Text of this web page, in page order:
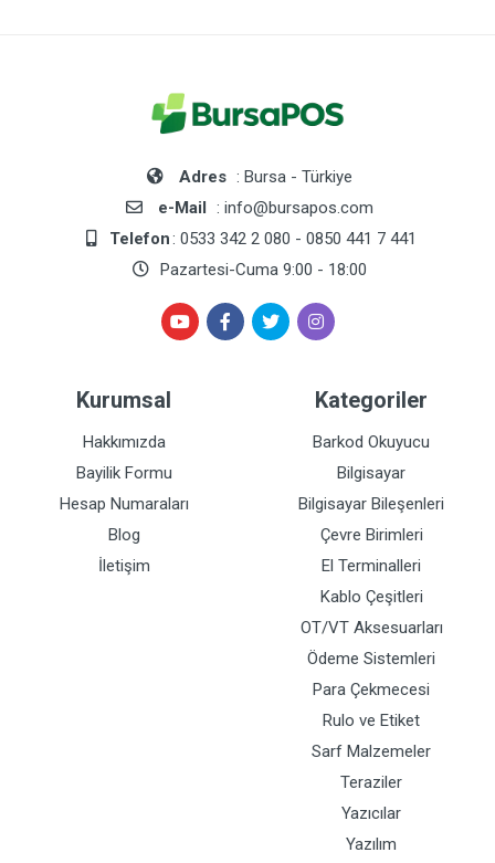
Adres : Bursa - Türkiye
e-Mail : info@bursapos.com
Telefon: 0533 342 2 080 - 0850 441 7 441
Pazartesi-Cuma 9:00 - 18:00
Kurumsal
Hakkımızda
Bayilik Formu
Hesap Numaraları
Blog
İletişim
Kategoriler
Barkod Okuyucu
Bilgisayar
Bilgisayar Bileşenleri
Çevre Birimleri
El Terminalleri
Kablo Çeşitleri
OT/VT Aksesuarları
Ödeme Sistemleri
Para Çekmecesi
Rulo ve Etiket
Sarf Malzemeler
Teraziler
Yazıcılar
Yazılım